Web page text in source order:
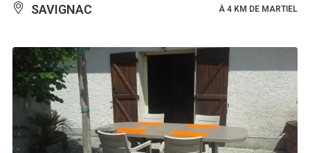
SAVIGNAC À 4 KM DE MARTIEL